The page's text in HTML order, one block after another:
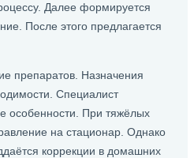
Далее формируется
После этого предлагается
препаратов. Назначения
Специалист
особенности. При тяжёлых
на стационар. Однако
коррекции в домашних